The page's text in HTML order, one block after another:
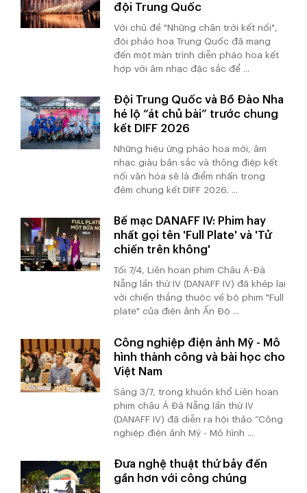
đội Trung Quốc
Với chủ đề "Những chân trời kết nối",
đội pháo hoa Trung Quốc đã mang
đến một màn trình diễn pháo hoa kết
hợp với âm nhạc đặc sắc để ...
Đội Trung Quốc và Bồ Đào Nha
hé lộ “át chủ bài” trước chung
kết DIFF 2026
Những hiệu ứng pháo hoa mới, âm
nhạc giàu bản sắc và thông điệp kết
nối văn hóa sẽ là điểm nhấn trong
đêm chung kết DIFF 2026. ...
Bế mạc DANAFF IV: Phim hay
nhất gọi tên 'Full Plate' và 'Tử
chiến trên không'
Tối 7/4, Liên hoan phim Châu Á-Đà
Nẵng lần thứ IV (DANAFF IV) đã khép lại
với chiến thắng thuộc về bộ phim "Full
plate" của điện ảnh Ấn Độ ...
Công nghiệp điện ảnh Mỹ - Mô
hình thành công và bài học cho
Việt Nam
Sáng 3/7, trong khuôn khổ Liên hoan
phim châu Á Đà Nẵng lần thứ IV
(DANAFF IV) đã diễn ra hội thảo “Công
nghiệp điện ảnh Mỹ - Mô hình ...
Đưa nghệ thuật thứ bảy đến
gần hơn với công chúng